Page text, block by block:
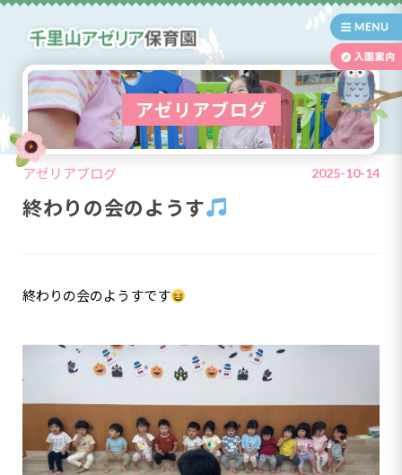
アゼリアブログ
アゼリアブログ 2025-10-14
終わりの会のようす
終わりの会のようすです